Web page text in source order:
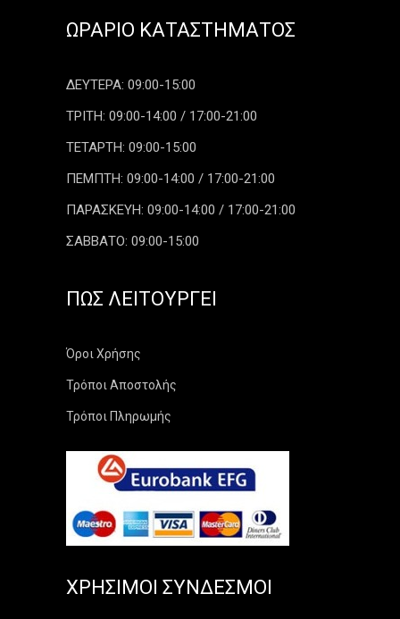
ΩΡΆΡΙΟ ΚΑΤΑΣΤΉΜΑΤΟΣ
ΔΕΥΤΕΡΑ: 09:00-15:00
ΤΡΙΤΗ: 09:00-14:00 / 17:00-21:00
ΤΕΤΑΡΤΗ: 09:00-15:00
ΠΕΜΠΤΗ: 09:00-14:00 / 17:00-21:00
ΠΑΡΑΣΚΕΥΗ: 09:00-14:00 / 17:00-21:00
ΣΑΒΒΑΤΟ: 09:00-15:00
ΠΏΣ ΛΕΙΤΟΥΡΓΕΊ
Όροι Χρήσης
Τρόποι Αποστολής
Τρόποι Πληρωμής
ΧΡΉΣΙΜΟΙ ΣΎΝΔΕΣΜΟΙ